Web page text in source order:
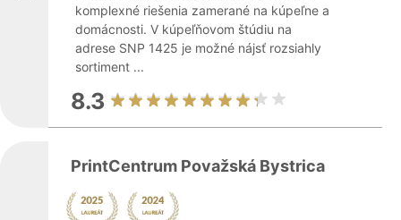
komplexné riešenia zamerané na kúpeľne a
domácnosti. V kúpeľňovom štúdiu na
adrese SNP 1425 je možné nájsť rozsiahly
sortiment ...
8.3
PrintCentrum Považská Bystrica